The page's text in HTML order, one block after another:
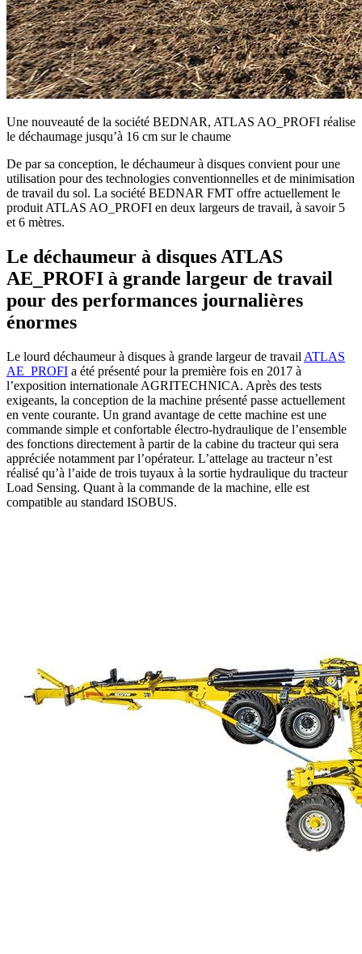
Une nouveauté de la société BEDNAR, ATLAS AO_PROFI réalise
le déchaumage jusqu’à 16 cm sur le chaume
De par sa conception, le déchaumeur à disques convient pour une
utilisation pour des technologies conventionnelles et de minimisation
de travail du sol. La société BEDNAR FMT offre actuellement le
produit ATLAS AO_PROFI en deux largeurs de travail, à savoir 5
et 6 mètres.
Le déchaumeur à disques ATLAS
AE_PROFI à grande largeur de travail
pour des performances journalières
énormes
Le lourd déchaumeur à disques à grande largeur de travail ATLAS
AE_PROFI a été présenté pour la première fois en 2017 à
l’exposition internationale AGRITECHNICA. Après des tests
exigeants, la conception de la machine présenté passe actuellement
en vente courante. Un grand avantage de cette machine est une
commande simple et confortable électro-hydraulique de l’ensemble
des fonctions directement à partir de la cabine du tracteur qui sera
appréciée notamment par l’opérateur. L’attelage au tracteur n’est
réalisé qu’à l’aide de trois tuyaux à la sortie hydraulique du tracteur
Load Sensing. Quant à la commande de la machine, elle est
compatible au standard ISOBUS.